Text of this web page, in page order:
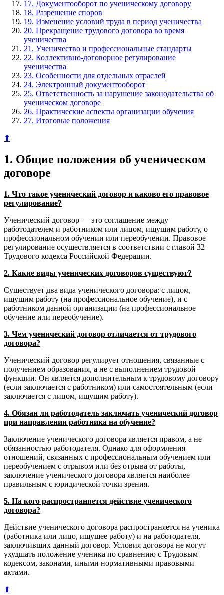
17. Документооборот по ученическому договору
18. Разрешение споров
19. Изменение условий труда в период ученичества
20. Прекращение трудового договора во время
ученичества
21. Ученичество и профессиональные стандарты
22. Коллективно-договорное регулирование
ученичества
23. Особенности для отдельных отраслей
24. Электронный документооборот
25. Ответственность за нарушение законодательства об
ученическом договоре
26. Практические аспекты организации обучения
27. Итоговые положения
⬆
1. Общие положения об ученическом
договоре
1. Что такое ученический договор и каково его правовое
регулирование?
Ученический договор — это соглашение между
работодателем и работником или лицом, ищущим работу, о
профессиональном обучении или переобучении. Правовое
регулирование осуществляется в соответствии с главой 32
Трудового кодекса Российской Федерации.
2. Какие виды ученических договоров существуют?
Существует два вида ученического договора: с лицом,
ищущим работу (на профессиональное обучение), и с
работником данной организации (на профессиональное
обучение или переобучение).
3. Чем ученический договор отличается от трудового
договора?
Ученический договор регулирует отношения, связанные с
получением образования, а не с выполнением трудовой
функции. Он является дополнительным к трудовому договору
(если заключается с работником) или самостоятельным (если
заключается с лицом, ищущим работу).
4. Обязан ли работодатель заключать ученический договор
при направлении работника на обучение?
Заключение ученического договора является правом, а не
обязанностью работодателя. Однако для оформления
отношений, связанных с профессиональным обучением или
переобучением с отрывом или без отрыва от работы,
заключение ученического договора является наиболее
правильным с юридической точки зрения.
5. На кого распространяется действие ученического
договора?
Действие ученического договора распространяется на ученика
(работника или лицо, ищущее работу) и на работодателя,
заключивших данный договор. Условия договора не могут
ухудшать положение ученика по сравнению с Трудовым
кодексом, законами, иными нормативными правовыми
актами.
⬆